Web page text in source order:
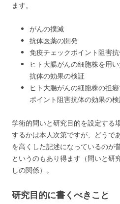
ます。
がんの撲滅
抗体医薬の開発
免疫チェックポイント阻害
ヒト大腸がんの細胞株を用
抗体の効果の検証
ヒト大腸がんの細胞株の担
ポイント阻害抗体の効果の
学術的問いと研究目的を設定する
するかは本人次第ですが、どうで
を高くした記述になっているのが
というのもあり得ます（問いと研
しの関係）。
研究目的に書くべきこと